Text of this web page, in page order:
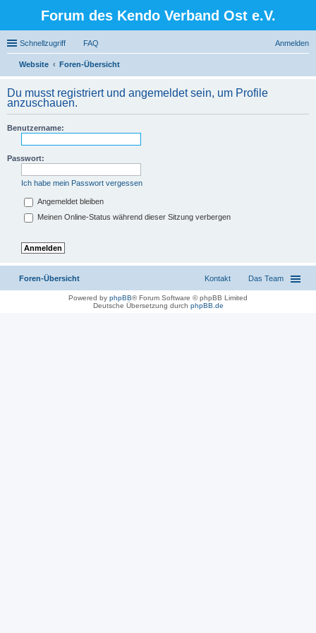
Forum des Kendo Verband Ost e.V.
Schnellzugriff FAQ Anmelden
Website
Foren-Übersicht
Du musst registriert und angemeldet sein, um Profile
anzuschauen.
Benutzername:
Passwort:
Ich habe mein Passwort vergessen
Angemeldet bleiben
Meinen Online-Status während dieser Sitzung verbergen
Foren-Übersicht Das Team
Kontakt
Powered by phpBB® Forum Software © phpBB Limited
Deutsche Übersetzung durch phpBB.de